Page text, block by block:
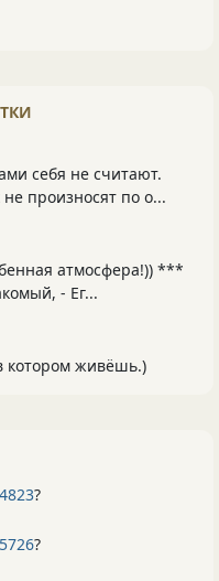
себя не считают.
не произносят по о...
атмосфера!)) ***
- Ег...
котором живёшь.)
?
?